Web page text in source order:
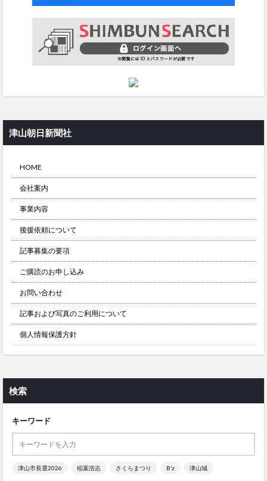
津山朝日新聞社
HOME
会社案内
事業内容
後援依頼について
記事募集の要項
ご購読のお申し込み
お問い合わせ
記事および写真のご利用について
個人情報保護方針
検索
キーワード
津山市長選2026 稲葉浩志 さくらまつり B’z 津山城